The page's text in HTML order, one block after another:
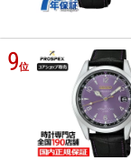
9位